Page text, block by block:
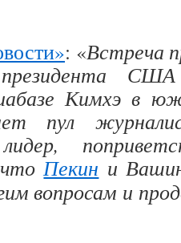
: «Встреча
Кимхэ в
пул
чтоПекин и
вопросам и